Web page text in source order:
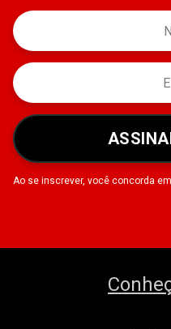
Ao se inscrever, você concorda